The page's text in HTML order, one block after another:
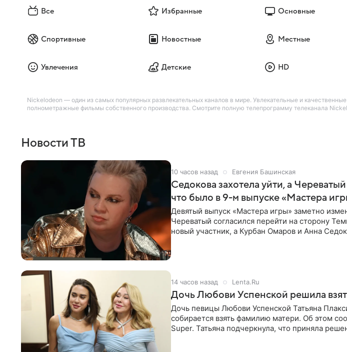
Все Избранные Основные
Спортивные Новостные Местные
Увлечения Детские HD
Nickelodeon — один из самых популярных развлекательных каналов в мире. Увлекательные и
полнометражные фильмы собственного производства. Смотрите полную телепрограмму телеканала
Новости ТВ
10 часов назад Евгения Башинская
Седокова захотела уйти, а
что было в 9-м выпуске «Мастера
Девятый выпуск «Мастера игры» заметно
Череватый согласился перейти на сторону
новый участник, а Курбан Омаров и Анна
14 часов назад Lenta.Ru
Дочь Любови Успенской решила
Дочь певицы Любови Успенской Татьяна
собирается взять фамилию матери. Об этом
Super. Татьяна подчеркнула, что приняла